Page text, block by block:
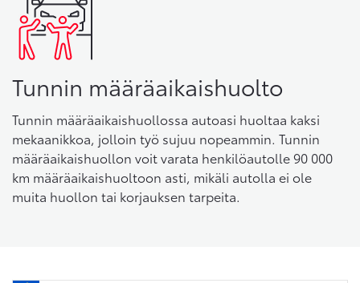
Tunnin määräaikaishuolto
Tunnin määräaikaishuollossa autoasi huoltaa kaksi
mekaanikkoa, jolloin työ sujuu nopeammin. Tunnin
määräaikaishuollon voit varata henkilöautolle 90 000
km määräaikaishuoltoon asti, mikäli autolla ei ole
muita huollon tai korjauksen tarpeita.